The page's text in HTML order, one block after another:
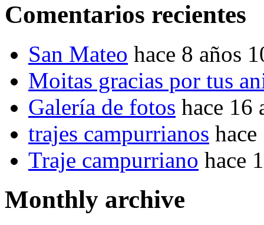
Comentarios recientes
San Mateo hace 8 años
Moitas gracias por tus
Galería de fotos hace 16
trajes campurrianos
Traje campurriano hace
Monthly archive